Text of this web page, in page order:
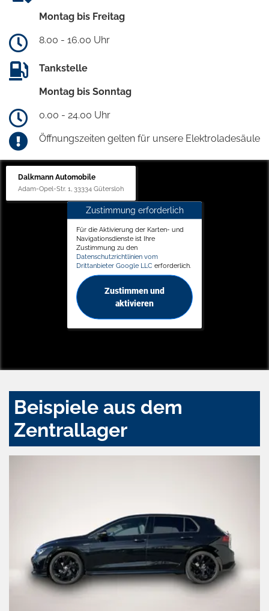
Montag bis Freitag
8.00 - 16.00 Uhr
Tankstelle
Montag bis Sonntag
0.00 - 24.00 Uhr
Öffnungszeiten gelten für unsere Elektroladesäule
Dalkmann Automobile
Adam-Opel-Str. 1, 33334 Gütersloh
Zustimmung erforderlich
Für die Aktivierung der Karten- und
Navigationsdienste ist Ihre
Zustimmung zu den
Datenschutzrichtlinien vom
Drittanbieter Google LLC erforderlich.
Zustimmen und
aktivieren
Beispiele aus dem
Zentrallager